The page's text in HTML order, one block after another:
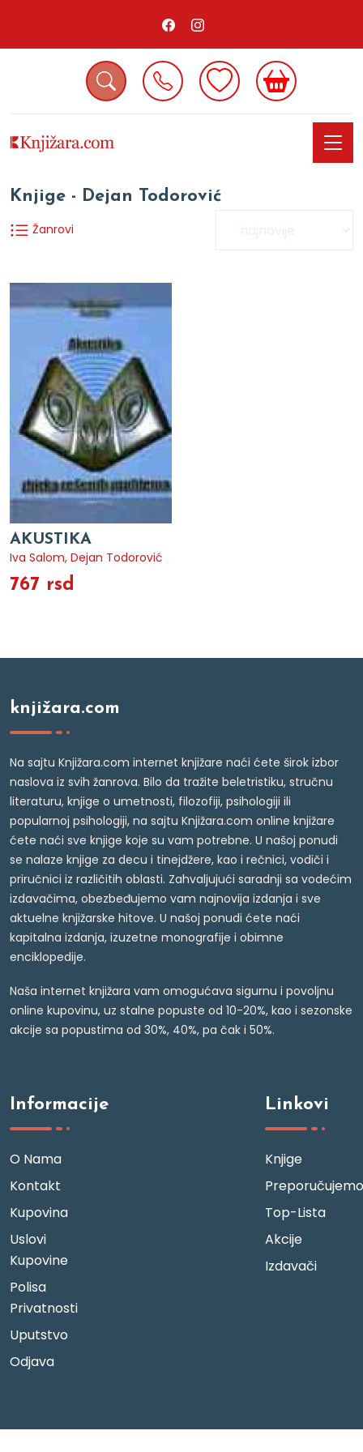
Knjige - Dejan Todorović
Žanrovi
AKUSTIKA
Iva Salom, Dejan Todorović
767 rsd
knjižara.com
Na sajtu Knjižara.com internet knjižare naći ćete širok izbor
naslova iz svih žanrova. Bilo da tražite beletristiku, stručnu
literaturu, knjige o umetnosti, filozofiji, psihologiji ili
popularnoj psihologiji, na sajtu Knjižara.com online knjižare
ćete naći sve knjige koje su vam potrebne. U našoj ponudi
se nalaze knjige za decu i tinejdžere, kao i rečnici, vodiči i
priručnici iz različitih oblasti. Zahvaljujući saradnji sa vodećim
izdavačima, obezbeđujemo vam najnovija izdanja i sve
aktuelne knjižarske hitove. U našoj ponudi ćete naći
kapitalna izdanja, izuzetne monografije i obimne
enciklopedije.
Naša internet knjižara vam omogućava sigurnu i povoljnu
online kupovinu, uz stalne popuste od 10-20%, kao i sezonske
akcije sa popustima od 30%, 40%, pa čak i 50%.
Informacije
O Nama
Kontakt
Kupovina
Uslovi
Kupovine
Polisa
Privatnosti
Uputstvo
Odjava
Linkovi
Knjige
Preporučujemo
Top-Lista
Akcije
Izdavači